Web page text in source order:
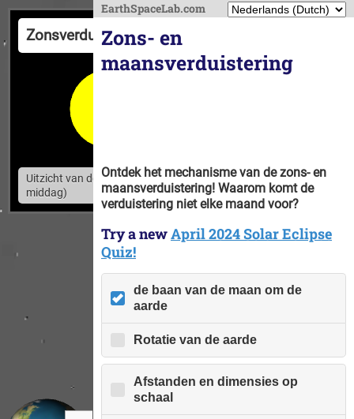
Zonsverduistering
Uitzicht van de aarde (evenaar, late
middag)
EarthSpaceLab.com
Zons- en
maansverduistering
Ontdek het mechanisme van de zons- en
maansverduistering! Waarom komt de
verduistering niet elke maand voor?
Try a newApril 2024 Solar Eclipse
Quiz!
de baan van de maan om de
aarde
Rotatie van de aarde
Afstanden en dimensies op
schaal